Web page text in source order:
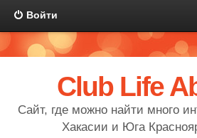
Войти
Club Life
Сайт, где можно найти много
Хакасии и Юга